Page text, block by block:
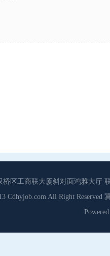
区工商联大厦斜对面鸿雅大厅
Cdhyjob.com All Right Reserved